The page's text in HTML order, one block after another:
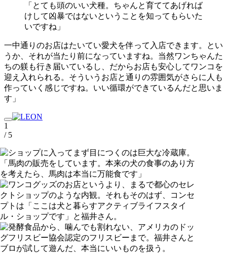
「とても頭のいい犬種。ちゃんと育ててあげれば
けして凶暴ではないということを知ってもらいた
いですね」
一中通りのお店はたいてい愛犬を伴って入店できます。とい
うか、それが当たり前になっていますね。当然ワンちゃんた
ちの躾も行き届いているし、だからお店も安心してワンコを
迎え入れられる。そういうお店と通りの雰囲気がさらに人も
作っていく感じですね。いい循環ができているんだと思いま
す」
1
/ 5